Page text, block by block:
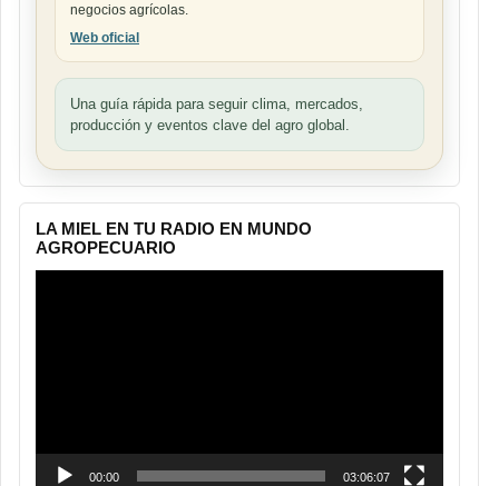
negocios agrícolas.
Web oficial
Una guía rápida para seguir clima, mercados,
producción y eventos clave del agro global.
LA MIEL EN TU RADIO EN MUNDO
AGROPECUARIO
00:00 03:06:07